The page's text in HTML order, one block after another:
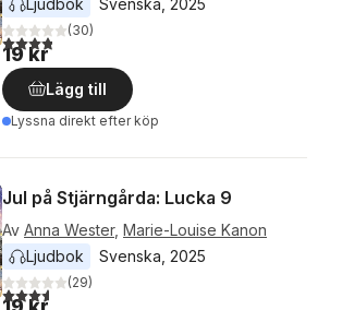
Ljudbok
Svenska 2025
3,8utav 5 stjärnor. Totalt antal röster:
(30)
19 kr
Lägg till
Lyssna direkt efter köp
Jul på Stjärngårda: Lucka 9
Av Anna Wester, Marie-Louise Kanon
Ljudbok
Svenska 2025
3,6utav 5 stjärnor. Totalt antal röster:
(29)